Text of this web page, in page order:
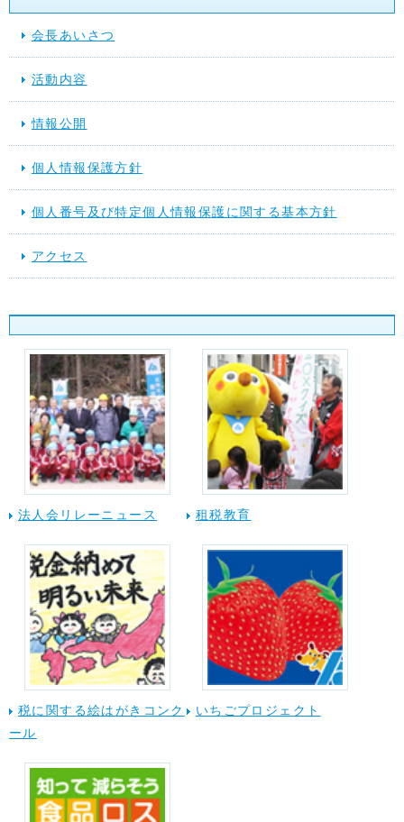
会長あいさつ
活動内容
情報公開
個人情報保護方針
個人番号及び特定個人情報保護に関する基本方針
アクセス
法人会リレーニュース 租税教育
税に関する絵はがきコンク
ール
いちごプロジェクト